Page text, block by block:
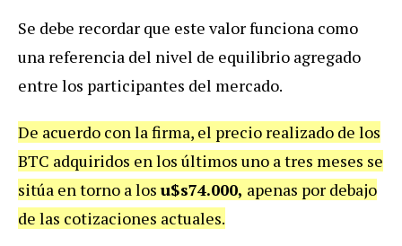
Se debe recordar que este valor funciona como
una referencia del nivel de equilibrio agregado
entre los participantes del mercado.
De acuerdo con la firma, el precio realizado de los
BTC adquiridos en los últimos uno a tres meses se
sitúa en torno a los u$s74.000, apenas por debajo
de las cotizaciones actuales.